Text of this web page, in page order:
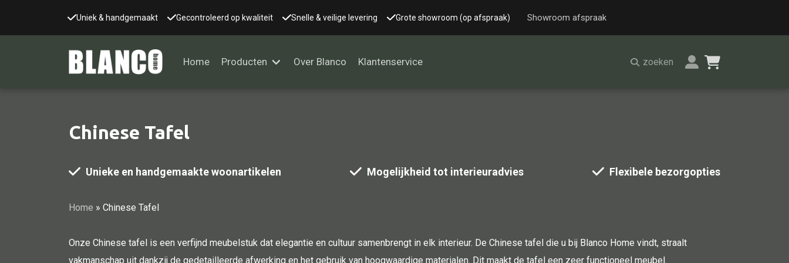
Uniek & handgemaakt Gecontroleerd op kwaliteit Snelle & veilige levering Grote showroom (op afspraak) Showroom afspraak
Home Producten Over Blanco Klantenservice zoeken
Alle tafels
Eettafel
Bureau
Tafelblad
Kast overige
Vitrine
Fautteuil
Kruk
Stoel overig
Chinese Tafel
Unieke en handgemaakte woonartikelen Mogelijkheid tot interieuradvies Flexibele bezorgopties
Home » Chinese Tafel
Onze Chinese tafel is een verfijnd meubelstuk dat elegantie en cultuur samenbrengt in elk interieur. De Chinese tafel die u bij Blanco Home vindt, straalt
vakmanschap uit dankzij de gedetailleerde afwerking en het gebruik van hoogwaardige materialen. Dit maakt de tafel een zeer functioneel meubel.